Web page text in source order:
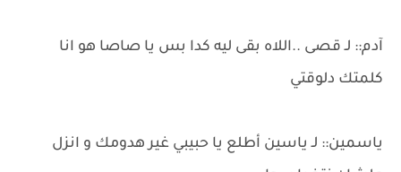
آدم:: لـ قصى ..اللاه بقى ليه كدا بس يا صاصا هو انا
كلمتك دلوقتي
ياسمين:: لـ ياسين أطلع يا حبيبي غير هدومك و انزل